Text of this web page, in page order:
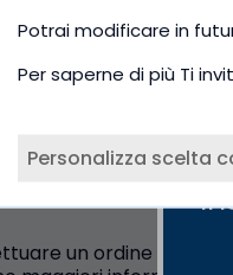
alla
un ordine
Potrai modificare in
Per saperne di più Ti
Personalizza scelta